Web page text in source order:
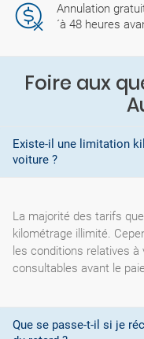
Annulation
´à 48 heures
Foire aux
Existe-il une limitation
voiture ?
La majorité des tarifs
kilométrage illimité.
les conditions relatives
consultables avant le
Que se passe-t-il si je